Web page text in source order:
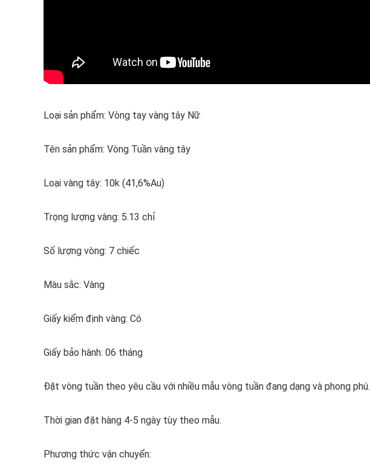
Loại sản phẩm: Vòng tay vàng tây Nữ
Tên sản phẩm: Vòng Tuần vàng tây
Loại vàng tây: 10k (41,6%Au)
Trọng lượng vàng: 5.13 chỉ
Số lượng vòng: 7 chiếc
Màu sắc: Vàng
Giấy kiểm định vàng: Có
Giấy bảo hành: 06 tháng
Đặt vòng tuần theo yêu cầu với nhiều mẫu vòng tuần đang dạng và phong phú.
Thời gian đặt hàng 4-5 ngày tùy theo mẫu.
Phương thức vận chuyển: